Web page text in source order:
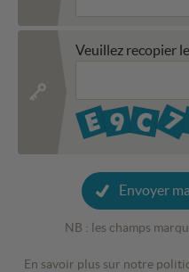
Veuillez recopier
Envoyer
NB : les champs
En savoir plus sur notre